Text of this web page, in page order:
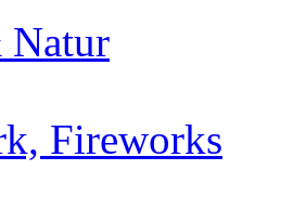
Natur
Fireworks